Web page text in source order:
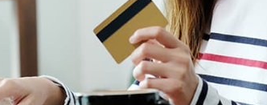
個產品 藍光播放器
個產品 相機麥克風 / 收錄音組